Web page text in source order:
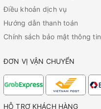
Điều khoản dịch vụ
Hướng dẫn thanh toán
Chính sách bảo mật thông tin
ĐƠN VỊ VẬN CHUYỂN
HỖ TRỢ KHÁCH HÀNG